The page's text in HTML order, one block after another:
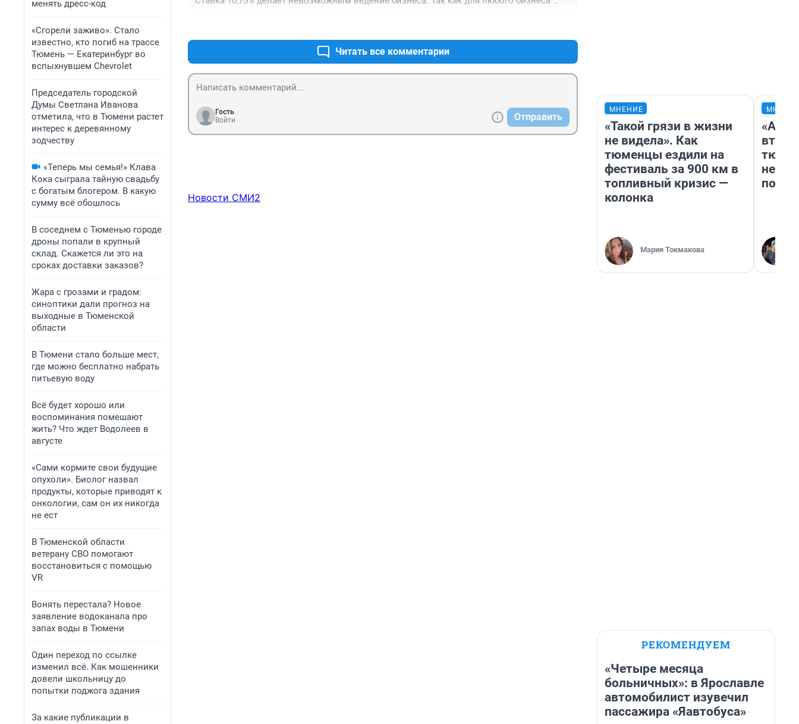
менять дресс-код
«Сгорели заживо». Стало
известно, кто погиб на трассе
Тюмень — Екатеринбург во
вспыхнувшем Chevrolet
Председатель городской
Думы Светлана Иванова
отметила, что в Тюмени растет
интерес к деревянному
зодчеству
«Теперь мы семья!» Клава
Кока сыграла тайную свадьбу
с богатым блогером. В какую
сумму всё обошлось
В соседнем с Тюменью городе
дроны попали в крупный
склад. Скажется ли это на
сроках доставки заказов?
Жара с грозами и градом:
синоптики дали прогноз на
выходные в Тюменской
области
В Тюмени стало больше мест,
где можно бесплатно набрать
питьевую воду
Всё будет хорошо или
воспоминания помешают
жить? Что ждет Водолеев в
августе
«Сами кормите свои будущие
опухоли». Биолог назвал
продукты, которые приводят к
онкологии, сам он их никогда
не ест
В Тюменской области
ветерану СВО помогают
восстановиться с помощью
VR
Вонять перестала? Новое
заявление водоканала про
запах воды в Тюмени
Один переход по ссылке
изменил всё. Как мошенники
довели школьницу до
попытки поджога здания
За какие публикации в
что журналисты обходят эту тему стороной, ведь это такая "бомба" заложена в
СРО такие суммы (которые должны лежать в "кубышке" пока не наступит страховой
случай, иное использование запрещено законом) , выводит из оборота посто
огромные объемы "живых" денег, и так нехватающих их сейчас в нашей экономике.
Всемирный БАНК констатировал. Нам все пофиг что он там констатировал.
Читать все комментарии
Гость
Войти
Отправить
Новости СМИ2
МНЕНИЕ
«Такой грязи в жизни
не видела». Как
тюменцы ездили на
фестиваль за 900 км в
топливный кризис —
колонка
Мария Токмакова
РЕКОМЕНДУЕМ
«Четыре месяца
больничных»: в Ярославле
автомобилист изувечил
пассажира «Яавтобуса»